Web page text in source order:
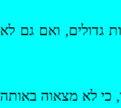
גדולים, ואם גם לא
כי לא מצאוה באותה